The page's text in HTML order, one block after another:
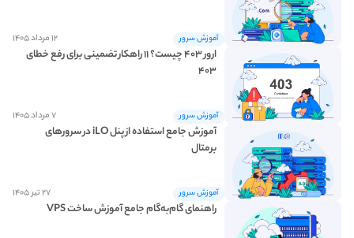
آموزش سرور ۱۲ مرداد ۱۴۰۵
آموزش سرور ۷ مرداد ۱۴۰۵
ارور ۴۰۳ چیست؟ ۱۱ راهکار تضمینی برای رفع خطای
۴۰۳
آموزش سرور ۲۷ تیر ۱۴۰۵
آموزش جامع استفاده از پنل iLO در سرورهای
برمتال
ساخت vps رایگان راهنمای گام‌به‌گام جامع آموزش ساخت VPS